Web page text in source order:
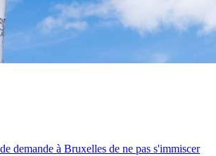
demande à Bruxelles de ne pas s'immiscer